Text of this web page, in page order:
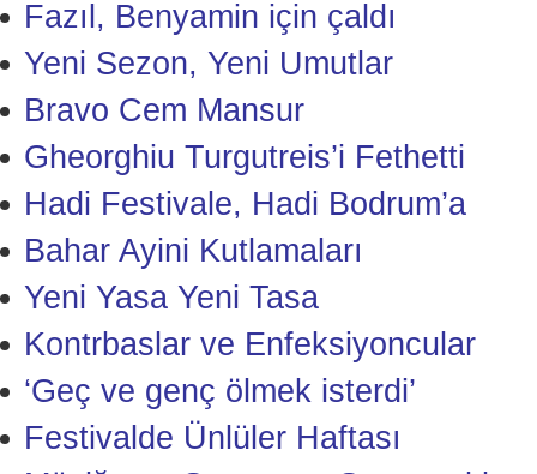
Fazıl, Benyamin için çaldı
Yeni Sezon, Yeni Umutlar
Bravo Cem Mansur
Gheorghiu Turgutreis’i Fethetti
Hadi Festivale, Hadi Bodrum’a
Bahar Ayini Kutlamaları
Yeni Yasa Yeni Tasa
Kontrbaslar ve Enfeksiyoncular
‘Geç ve genç ölmek isterdi’
Festivalde Ünlüler Haftası